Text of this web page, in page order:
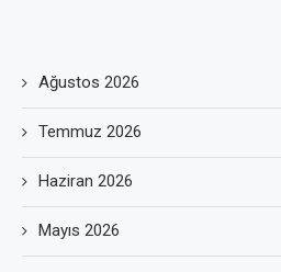
Ağustos 2026
Temmuz 2026
Haziran 2026
Mayıs 2026